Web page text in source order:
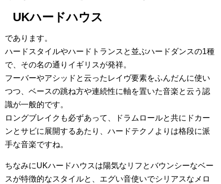
UKハードハウス
であります。
ハードスタイルやハードトランスと並ぶハードダンスの1種
で、その名の通りイギリスが発祥。
フーバーやアシッドと云ったレイヴ要素をふんだんに使い
つつ、ベースの跳ね方や連続性に軸を置いた音楽と云う認
識が一般的です。
ロングブレイクも必ずあって、ドラムロールと共にドカー
ンとサビに展開するあたり、ハードテクノよりは格段に派
手な音楽ですね。
ちなみにUKハードハウスは陽気なリフとバウンシーなベー
スが特徴的なスタイルと、エグい音使いでシリアスなメロ